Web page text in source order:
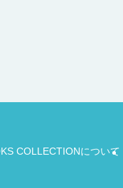
COLLECTIONについて